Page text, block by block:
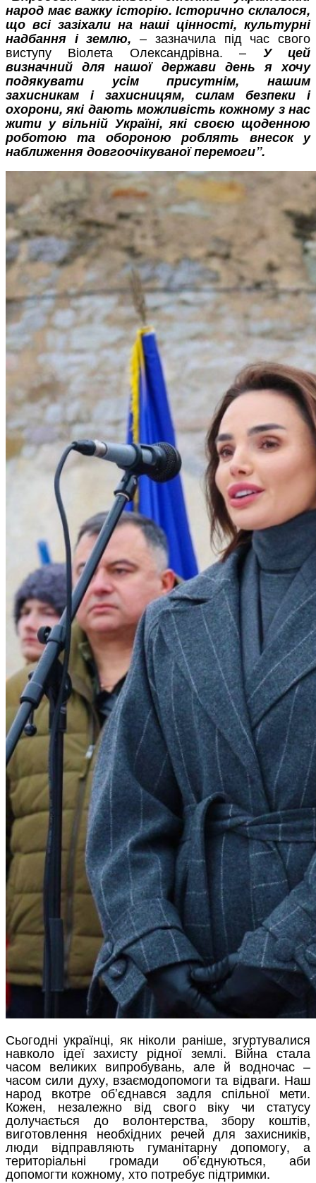
народ має важку історію. Історично склалося,
що всі зазіхали на наші цінності, культурні
надбання і землю,– зазначила під час свого
виступу Віолета Олександрівна. – У цей
визначний для нашої держави день я хочу
подякувати усім присутнім, нашим
захисникам і захисницям, силам безпеки і
охорони, які дають можливість кожному з нас
жити у вільній Україні, які своєю щоденною
роботою та обороною роблять внесок у
наближення довгоочікуваної перемоги”.
Сьогодні українці, як ніколи раніше, згуртувалися
навколо ідеї захисту рідної землі. Війна стала
часом великих випробувань, але й водночас –
часом сили духу, взаємодопомоги та відваги. Наш
народ вкотре об’єднався задля спільної мети.
Кожен, незалежно від свого віку чи статусу
долучається до волонтерства, збору коштів,
виготовлення необхідних речей для захисників,
люди відправляють гуманітарну допомогу, а
територіальні громади об’єднуються, аби
допомогти кожному, хто потребує підтримки.